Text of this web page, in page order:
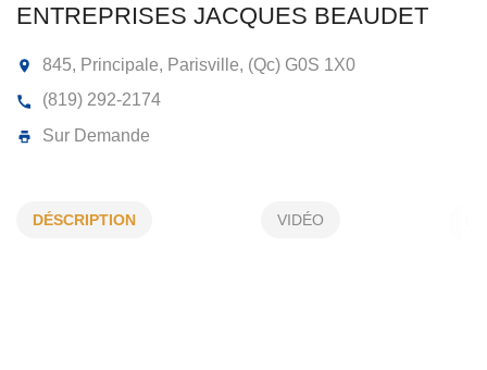
845, Principale, Parisville, (Qc)G0S 1X0
DÉSCRIPTION VIDÉO